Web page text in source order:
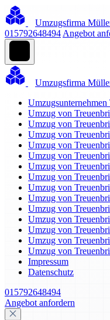
Umzugsfirma
015792648494 Angebot
Umzugsfirma
Umzugsunternehmen
Umzug von
Umzug von
Umzug von
Umzug von
Umzug von
Umzug von
Umzug von
Umzug von
Umzug von
Umzug von
Umzug von
Umzug von
Umzug von
Umzug von
Impressum
Datenschutz
015792648494
Angebot anfordern